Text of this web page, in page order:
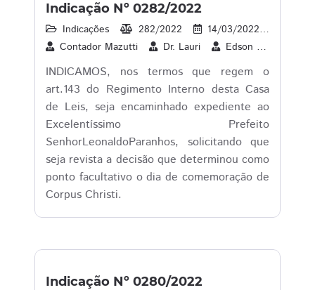
Indicação Nº 0282/2022
Indicações 282/2022 14/03/2022
Contador Mazutti
Dr. Lauri Edson Souza
INDICAMOS, nos termos que regem o
art.143 do Regimento Interno desta Casa
de Leis, seja encaminhado expediente ao
Excelentíssimo Prefeito
SenhorLeonaldoParanhos, solicitando que
seja revista a decisão que determinou como
ponto facultativo o dia de comemoração de
Corpus Christi.
Indicação Nº 0280/2022